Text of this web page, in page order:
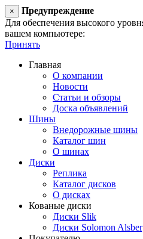
×
Предупреждение
Для обеспечения высокого
вашем компьютере:
Принять
Главная
О компании
Новости
Статьи и обзоры
Доска объявлений
Шины
Внедорожные шины
Каталог шин
О шинах
Диски
Реплика
Каталог дисков
О дисках
Кованые диски
Диски Slik
Диски Solomon